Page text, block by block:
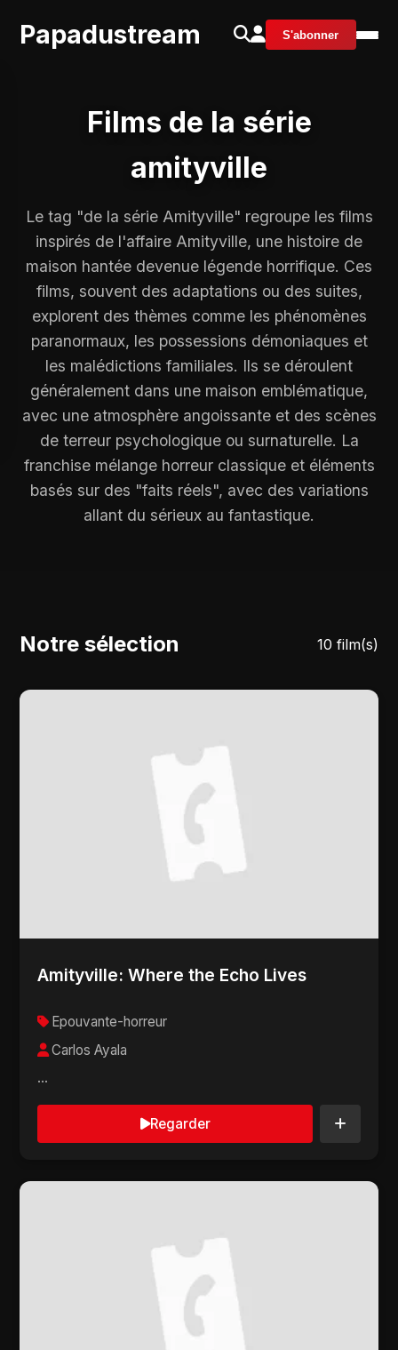
Papadustream S'abonner
Films de la série
amityville
Le tag "de la série Amityville" regroupe les films
inspirés de l'affaire Amityville, une histoire de
maison hantée devenue légende horrifique. Ces
films, souvent des adaptations ou des suites,
explorent des thèmes comme les phénomènes
paranormaux, les possessions démoniaques et
les malédictions familiales. Ils se déroulent
généralement dans une maison emblématique,
avec une atmosphère angoissante et des scènes
de terreur psychologique ou surnaturelle. La
franchise mélange horreur classique et éléments
basés sur des "faits réels", avec des variations
allant du sérieux au fantastique.
Notre sélection 10 film(s)
Amityville: Where the Echo Lives
Epouvante-horreur
Carlos Ayala
...
Regarder